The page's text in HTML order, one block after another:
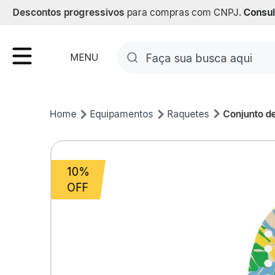
Descontos progressivos para compras com CNPJ.
MENU
Faça sua busca aqui
1ºFutebol
Equipamentos Raquetes Conjunto
10%